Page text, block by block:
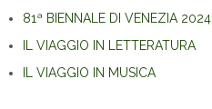
81ª BIENNALE DI VENEZIA 2024
IL VIAGGIO IN LETTERATURA
IL VIAGGIO IN MUSICA